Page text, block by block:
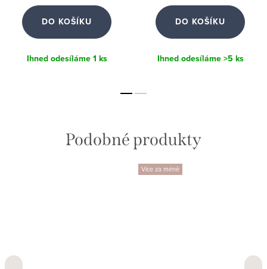
DO KOŠÍKU
Ihned odesíláme1 ks
DO KOŠÍKU
Ihned odesíláme>5 ks
Více za méně